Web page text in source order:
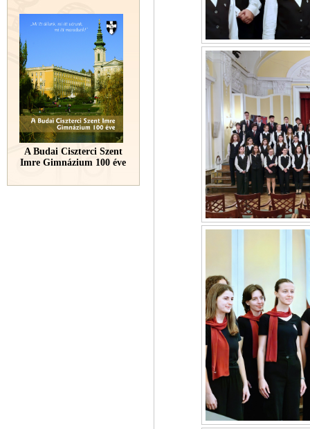
A Budai Ciszterci Szent
Imre Gimnázium 100 éve